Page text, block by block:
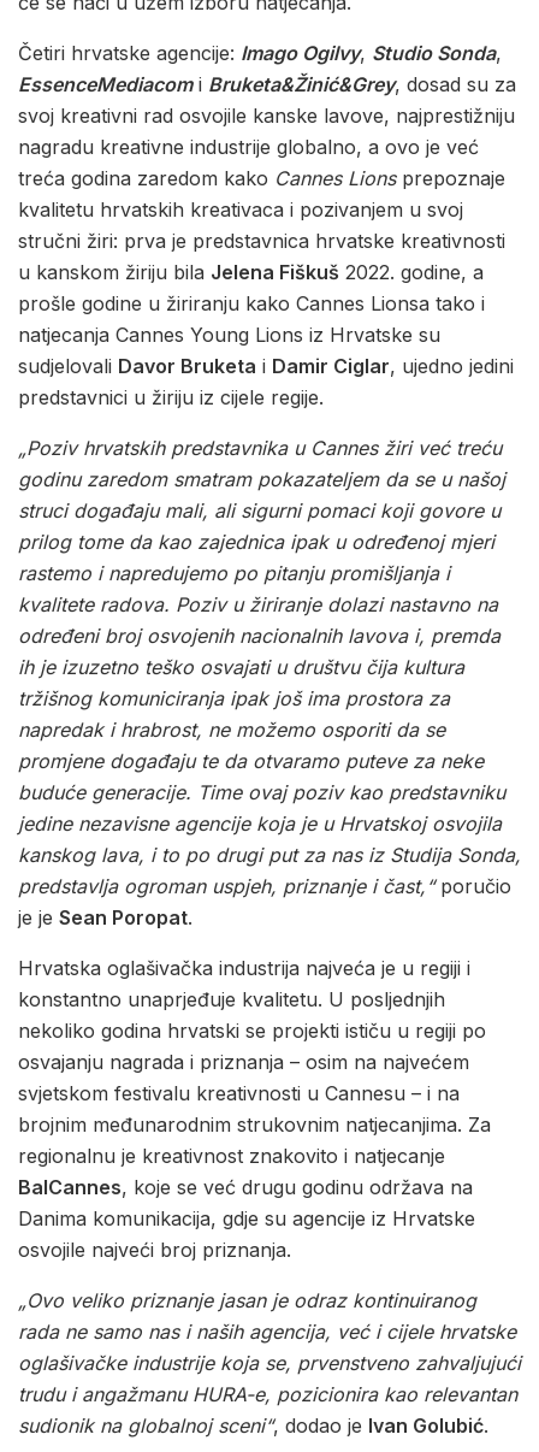
Četiri hrvatske agencije: Imago Ogilvy, Studio Sonda,
EssenceMediacomi Bruketa&Žinić&Grey, dosad su za
svoj kreativni rad osvojile kanske lavove, najprestižniju
nagradu kreativne industrije globalno, a ovo je već
treća godina zaredom kako Cannes Lionsprepoznaje
kvalitetu hrvatskih kreativaca i pozivanjem u svoj
stručni žiri: prva je predstavnica hrvatske kreativnosti
u kanskom žiriju bila Jelena Fiškuš 2022. godine, a
prošle godine u žiriranju kako Cannes Lionsa tako i
natjecanja Cannes Young Lions iz Hrvatske su
sudjelovali Davor Bruketa i Damir Ciglar, ujedno jedini
predstavnici u žiriju iz cijele regije.
„Poziv hrvatskih predstavnika u Cannes žiri već treću
godinu zaredom smatram pokazateljem da se u našoj
struci događaju mali, ali sigurni pomaci koji govore u
prilog tome da kao zajednica ipak u određenoj mjeri
rastemo i napredujemo po pitanju promišljanja i
kvalitete radova. Poziv u žiriranje dolazi nastavno na
određeni broj osvojenih nacionalnih lavova i, premda
ih je izuzetno teško osvajati u društvu čija kultura
tržišnog komuniciranja ipak još ima prostora za
napredak i hrabrost, ne možemo osporiti da se
promjene događaju te da otvaramo puteve za neke
buduće generacije. Time ovaj poziv kao predstavniku
jedine nezavisne agencije koja je u Hrvatskoj osvojila
kanskog lava, i to po drugi put za nas iz Studija Sonda,
predstavlja ogroman uspjeh, priznanje i čast,“poručio
je je Sean Poropat.
Hrvatska oglašivačka industrija najveća je u regiji i
konstantno unaprjeđuje kvalitetu. U posljednjih
nekoliko godina hrvatski se projekti ističu u regiji po
osvajanju nagrada i priznanja – osim na najvećem
svjetskom festivalu kreativnosti u Cannesu – i na
brojnim međunarodnim strukovnim natjecanjima. Za
regionalnu je kreativnost znakovito i natjecanje
BalCannes, koje se već drugu godinu održava na
Danima komunikacija, gdje su agencije iz Hrvatske
osvojile najveći broj priznanja.
„Ovo veliko priznanje jasan je odraz kontinuiranog
rada ne samo nas i naših agencija, već i cijele hrvatske
oglašivačke industrije koja se, prvenstveno zahvaljujući
trudu i angažmanu HURA-e, pozicionira kao relevantan
sudionik na globalnoj sceni“, dodao je Ivan Golubić.